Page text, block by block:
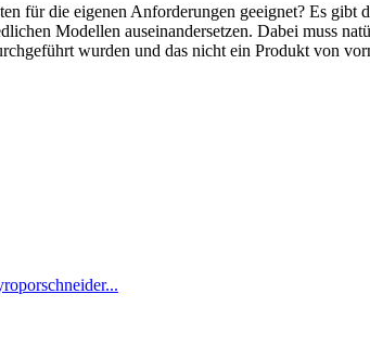
für die eigenen Anforderungen geeignet? Es gibt
Modellen auseinandersetzen. Dabei muss
wurden und das nicht ein Produkt von